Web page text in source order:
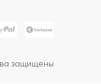
защищены